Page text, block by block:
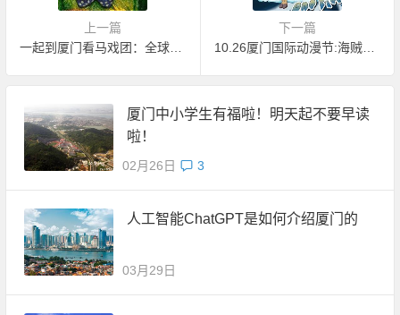
上一篇
一起到厦门看马戏团：全球一流马戏城落户集美
下一篇
10.26厦门国际动漫节:海贼王来袭厦门！
厦门中小学生有福啦！明天起不要早读
啦！
02月26日 3
人工智能ChatGPT是如何介绍厦门的
03月29日